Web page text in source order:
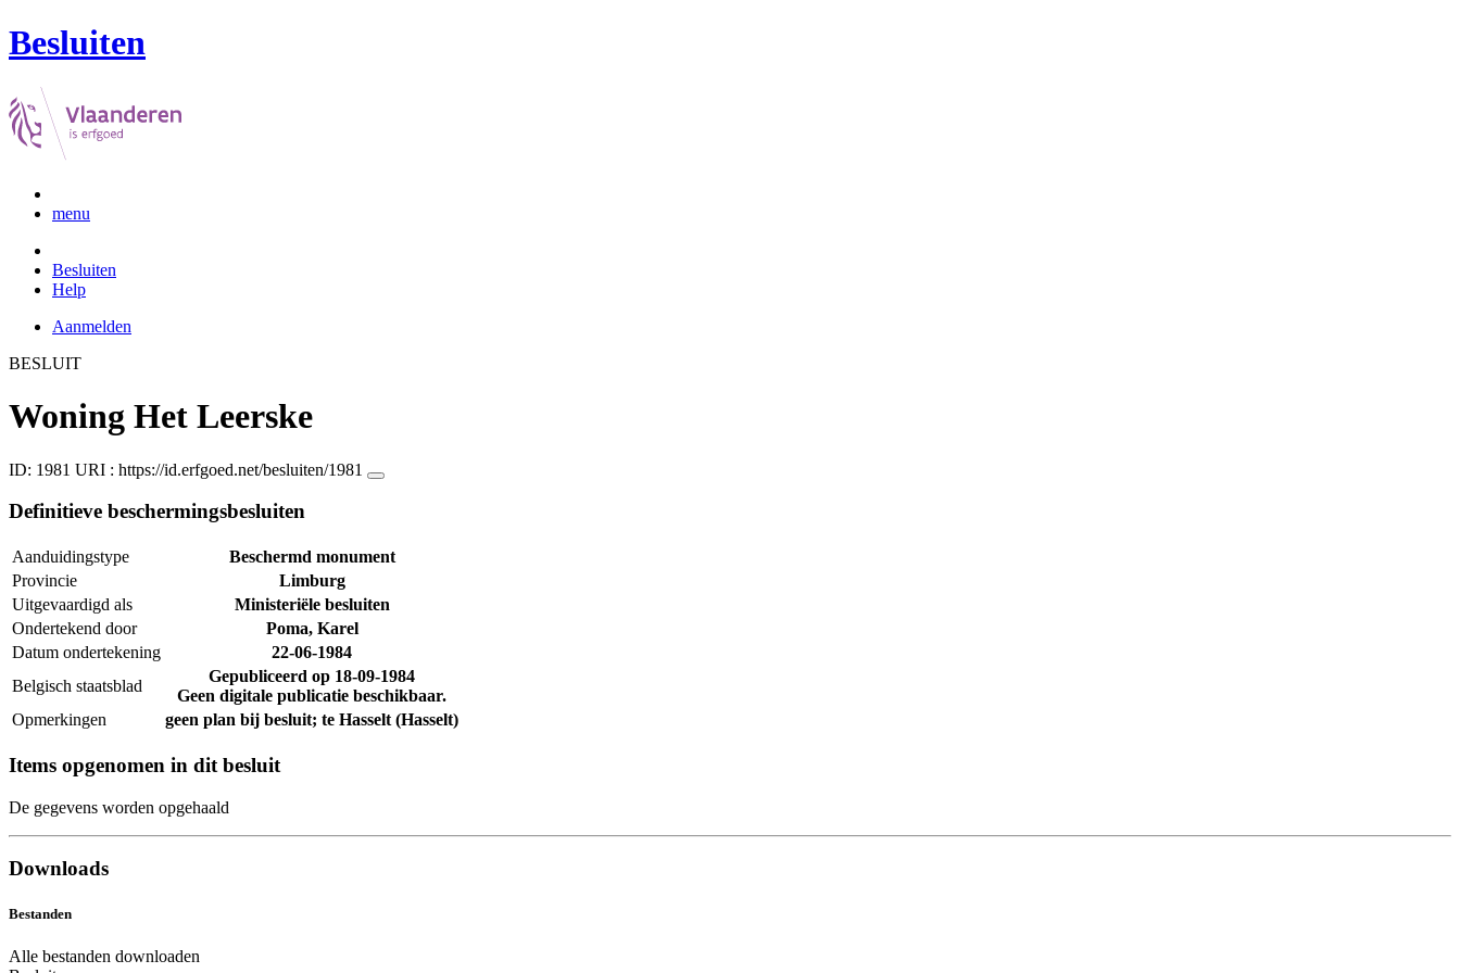
Besluiten
menu
Besluiten
Help
Aanmelden
BESLUIT
Woning Het Leerske
ID: 1981 URI : https://id.erfgoed.net/besluiten/1981
Definitieve beschermingsbesluiten
Aanduidingstype
Beschermd monument
Provincie
Limburg
Uitgevaardigd als
Ministeriële besluiten
Ondertekend door
Poma, Karel
Datum ondertekening
22-06-1984
Belgisch staatsblad
Gepubliceerd op 18-09-1984
Geen digitale publicatie beschikbaar.
Opmerkingen
geen plan bij besluit; te Hasselt (Hasselt)
Items opgenomen in dit besluit
De gegevens worden opgehaald
Downloads
Bestanden
Alle bestanden downloaden